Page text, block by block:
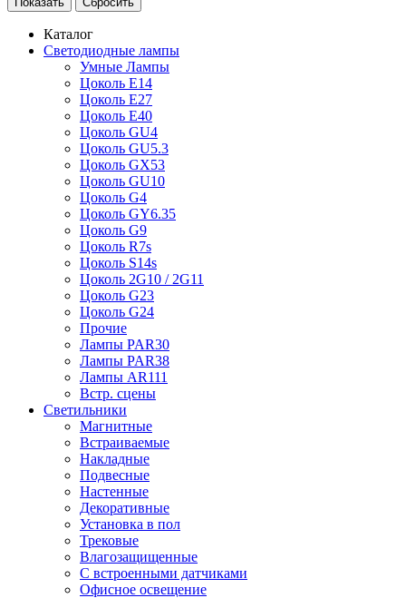
Каталог
Светодиодные лампы
Умные Лампы
Цоколь E14
Цоколь E27
Цоколь E40
Цоколь GU4
Цоколь GU5.3
Цоколь GX53
Цоколь GU10
Цоколь G4
Цоколь GY6.35
Цоколь G9
Цоколь R7s
Цоколь S14s
Цоколь 2G10 / 2G11
Цоколь G23
Цоколь G24
Прочие
Лампы PAR30
Лампы PAR38
Лампы AR111
Встр. сцены
Светильники
Магнитные
Встраиваемые
Накладные
Подвесные
Настенные
Декоративные
Установка в пол
Трековые
Влагозащищенные
С встроенными датчиками
Офисное освещение